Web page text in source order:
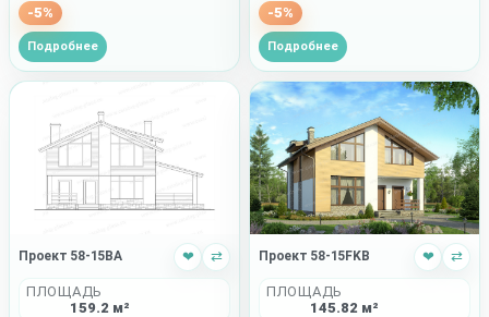
-5%
Подробнее
-5%
Подробнее
Проект 58-15BA ❤ ⇄
ПЛОЩАДЬ
159.2 м²
Проект 58-15FKB ❤ ⇄
ПЛОЩАДЬ
145.82 м²